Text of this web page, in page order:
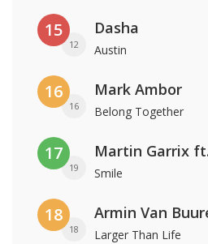
15
12
Dasha
Austin
16
16
Mark Ambor
Belong Together
17
19
Martin Garrix
Smile
18
18
Armin Van
Larger Than Life